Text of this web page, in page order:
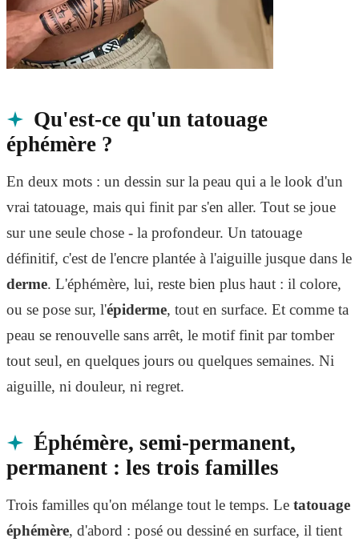
Qu'est-ce qu'un tatouage
éphémère ?
En deux mots : un dessin sur la peau qui a le look d'un
vrai tatouage, mais qui finit par s'en aller. Tout se joue
sur une seule chose - la profondeur. Un tatouage
définitif, c'est de l'encre plantée à l'aiguille jusque dans le
derme. L'éphémère, lui, reste bien plus haut : il colore,
ou se pose sur, l'épiderme, tout en surface. Et comme ta
peau se renouvelle sans arrêt, le motif finit par tomber
tout seul, en quelques jours ou quelques semaines. Ni
aiguille, ni douleur, ni regret.
Éphémère, semi-permanent,
permanent : les trois familles
Trois familles qu'on mélange tout le temps. Le tatouage
éphémère, d'abord : posé ou dessiné en surface, il tient